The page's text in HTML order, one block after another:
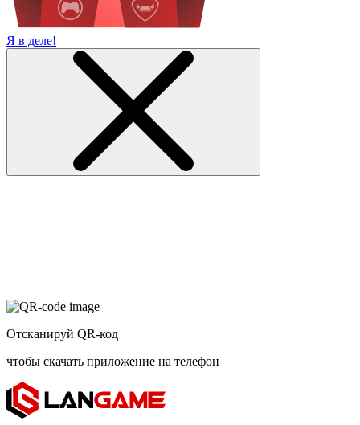
Я в деле!
Отсканируй QR-код
чтобы скачать приложение на телефон